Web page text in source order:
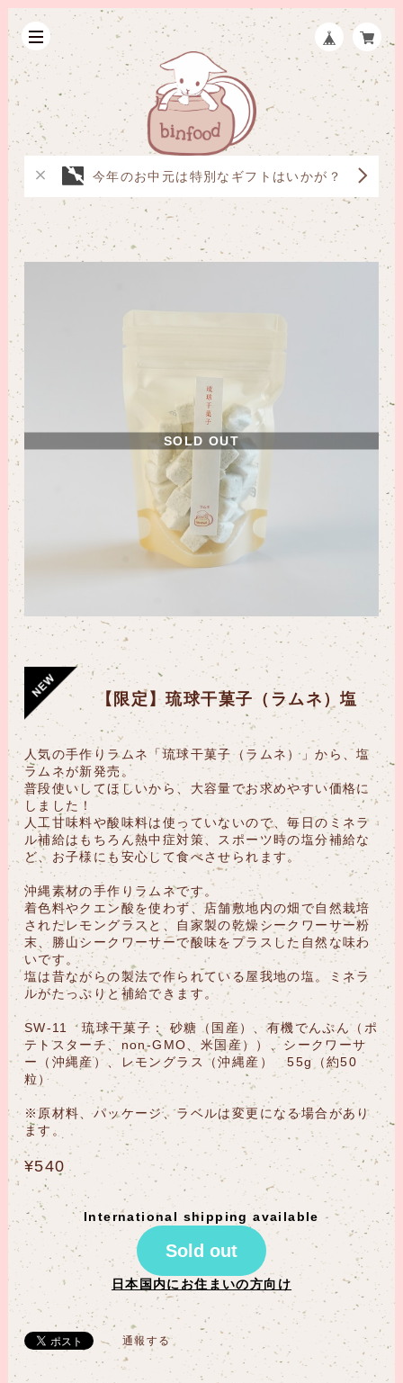
今年のお中元は特別なギフトはいかが？
SOLD OUT
【限定】琉球干菓子（ラムネ）塩
人気の手作りラムネ「琉球干菓子（ラムネ）」から、塩
ラムネが新発売。
普段使いしてほしいから、大容量でお求めやすい価格に
しました！
人工甘味料や酸味料は使っていないので、毎日のミネラ
ル補給はもちろん熱中症対策、スポーツ時の塩分補給な
ど、お子様にも安心して食べさせられます。
沖縄素材の手作りラムネです。
着色料やクエン酸を使わず、店舗敷地内の畑で自然栽培
されたレモングラスと、自家製の乾燥シークワーサー粉
末、勝山シークワーサーで酸味をプラスした自然な味わ
いです。
塩は昔ながらの製法で作られている屋我地の塩。ミネラ
ルがたっぷりと補給できます。
SW-11 琉球干菓子： 砂糖（国産）、有機でんぷん（ポ
テトスターチ、non-GMO、米国産））、シークワーサ
ー（沖縄産）、レモングラス（沖縄産） 55g（約50
粒）
※原材料、パッケージ、ラベルは変更になる場合があり
ます。
¥540
International shipping available
Sold out
日本国内にお住まいの方向け
通報する